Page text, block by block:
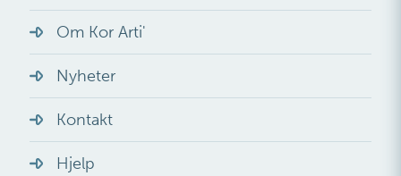
Om Kor Arti'
Nyheter
Kontakt
Hjelp